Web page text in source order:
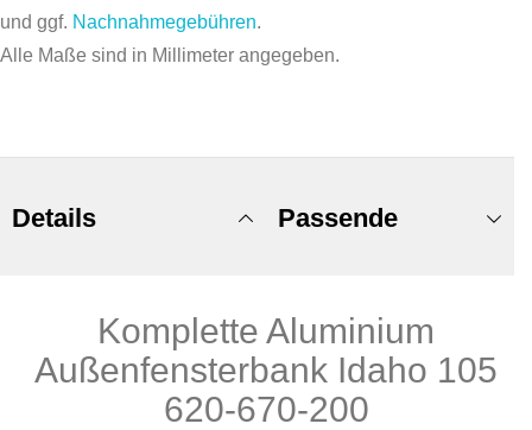
und ggf. Nachnahmegebühren.
Alle Maße sind in Millimeter angegeben.
Details
Komplette Aluminium
Außenfensterbank Idaho 105
620-670-200
Passende
Produkte